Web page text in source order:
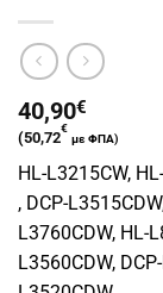
40,90€
(50,72
€
με ΦΠΑ)
HL-L3215CW,
, DCP-
L3760CDW, HL-
L3560CDW,